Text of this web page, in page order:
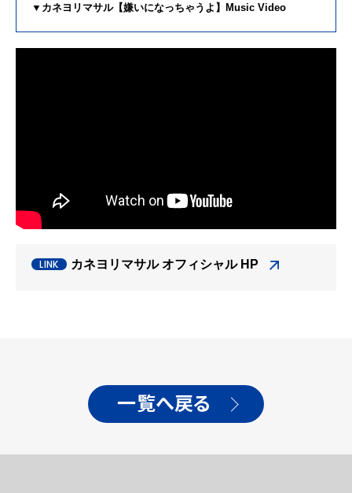
▼カネヨリマサル【嫌いになっちゃうよ】Music Video
カネヨリマサル オフィシャル HP
一覧へ戻る